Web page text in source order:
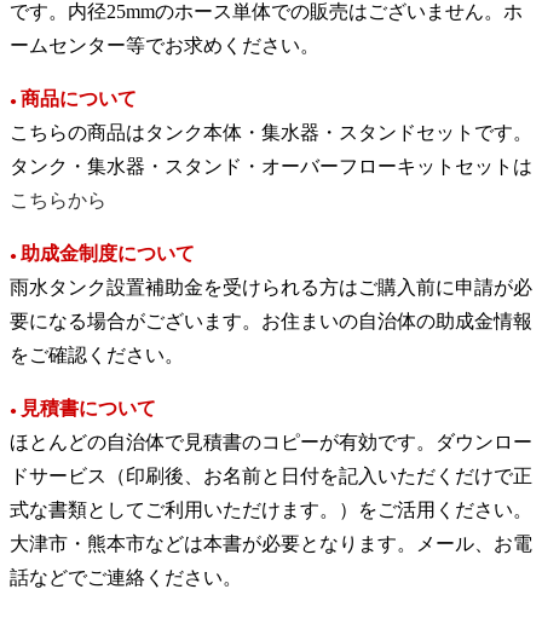
です。内径25mmのホース単体での販売はございません。ホ
ームセンター等でお求めください。
● 商品について
こちらの商品はタンク本体・集水器・スタンドセットです。
タンク・集水器・スタンド・オーバーフローキットセットは
こちらから
● 助成金制度について
雨水タンク設置補助金を受けられる方はご購入前に申請が必
要になる場合がございます。お住まいの自治体の助成金情報
をご確認ください。
●
見積書について
ほとんどの自治体で見積書のコピーが有効です。ダウンロー
ドサービス（印刷後、お名前と日付を記入いただくだけで正
式な書類としてご利用いただけます。）をご活用ください。
大津市・熊本市などは本書が必要となります。メール、お電
話などでご連絡ください。